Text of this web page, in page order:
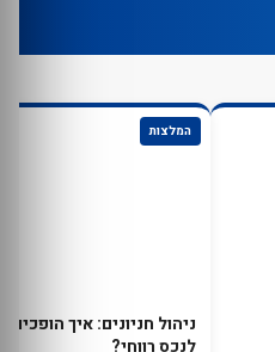
המלצות
ניהול חניונים: איך הופכים
לנכס רווחי?